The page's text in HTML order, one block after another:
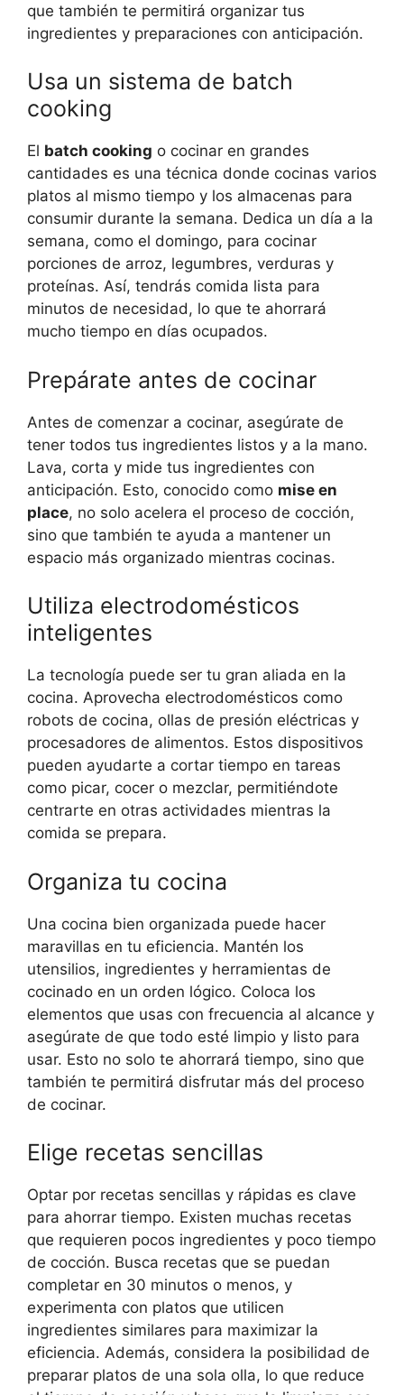
que también te permitirá organizar tus
ingredientes y preparaciones con anticipación.
Usa un sistema de batch
cooking
El batch cooking o cocinar en grandes
cantidades es una técnica donde cocinas varios
platos al mismo tiempo y los almacenas para
consumir durante la semana. Dedica un día a la
semana, como el domingo, para cocinar
porciones de arroz, legumbres, verduras y
proteínas. Así, tendrás comida lista para
minutos de necesidad, lo que te ahorrará
mucho tiempo en días ocupados.
Prepárate antes de cocinar
Antes de comenzar a cocinar, asegúrate de
tener todos tus ingredientes listos y a la mano.
Lava, corta y mide tus ingredientes con
anticipación. Esto, conocido como mise en
place, no solo acelera el proceso de cocción,
sino que también te ayuda a mantener un
espacio más organizado mientras cocinas.
Utiliza electrodomésticos
inteligentes
La tecnología puede ser tu gran aliada en la
cocina. Aprovecha electrodomésticos como
robots de cocina, ollas de presión eléctricas y
procesadores de alimentos. Estos dispositivos
pueden ayudarte a cortar tiempo en tareas
como picar, cocer o mezclar, permitiéndote
centrarte en otras actividades mientras la
comida se prepara.
Organiza tu cocina
Una cocina bien organizada puede hacer
maravillas en tu eficiencia. Mantén los
utensilios, ingredientes y herramientas de
cocinado en un orden lógico. Coloca los
elementos que usas con frecuencia al alcance y
asegúrate de que todo esté limpio y listo para
usar. Esto no solo te ahorrará tiempo, sino que
también te permitirá disfrutar más del proceso
de cocinar.
Elige recetas sencillas
Optar por recetas sencillas y rápidas es clave
para ahorrar tiempo. Existen muchas recetas
que requieren pocos ingredientes y poco tiempo
de cocción. Busca recetas que se puedan
completar en 30 minutos o menos, y
experimenta con platos que utilicen
ingredientes similares para maximizar la
eficiencia. Además, considera la posibilidad de
preparar platos de una sola olla, lo que reduce